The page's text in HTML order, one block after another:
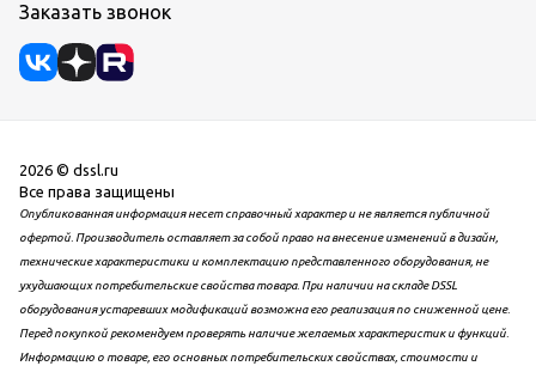
Заказать звонок
2026 © dssl.ru
Все права защищены
Опубликованная информация несет справочный характер и не является публичной
офертой. Производитель оставляет за собой право на внесение изменений в дизайн,
технические характеристики и комплектацию представленного оборудования, не
ухудшающих потребительские свойства товара. При наличии на складе DSSL
оборудования устаревших модификаций возможна его реализация по сниженной цене.
Перед покупкой рекомендуем проверять наличие желаемых характеристик и функций.
Информацию о товаре, его основных потребительских свойствах, стоимости и